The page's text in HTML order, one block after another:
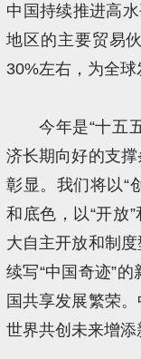
中国持续推进高
地区的主要贸易
30%左右，为全球
今年是“十五
济长期向好的支
彰显。我们将以“
和底色，以“开放
大自主开放和制
续写“中国奇迹”
国共享发展繁荣
世界共创未来增添